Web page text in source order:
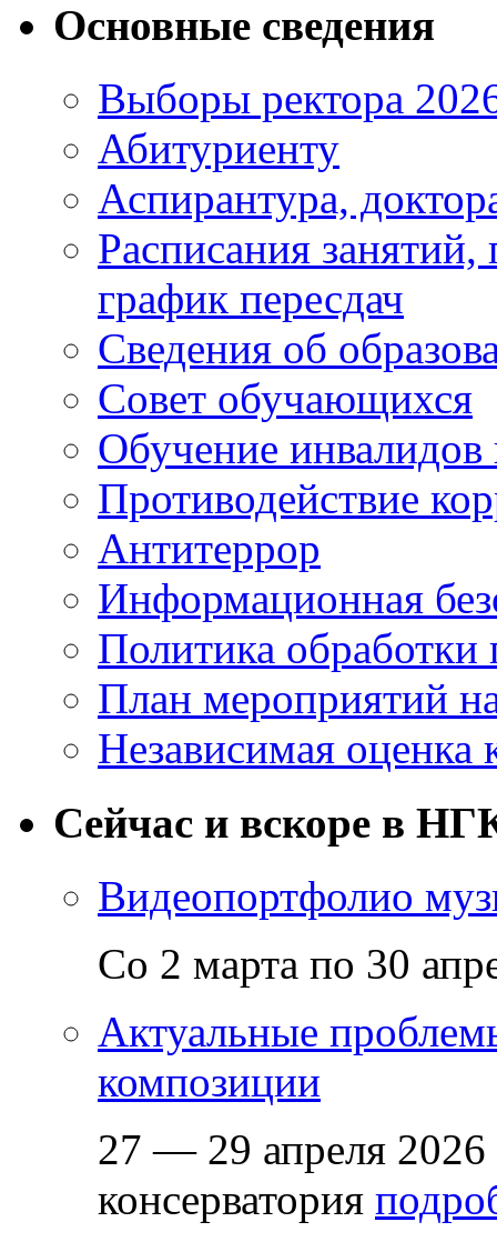
Основные сведения
Выборы ректора
Абитуриенту
Аспирантура,
Расписания
график пересдач
Сведения об
Совет обучающихся
Обучение
Противодействие
Антитеррор
Информационная
Политика
План мероприятий
Независимая оценка
Сейчас и вскоре в
Видеопортфолио
Со 2 марта по 30
Актуальные
композиции
27 — 29 апреля 2026
консерватория